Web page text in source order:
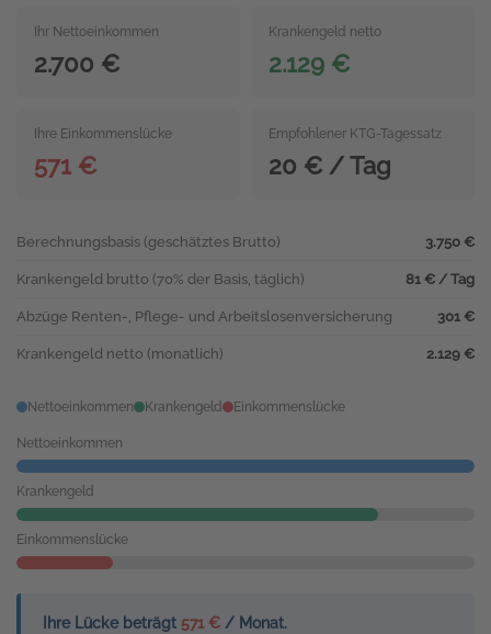
Ihr Nettoeinkommen
2.700 €
Krankengeld netto
2.129 €
Ihre Einkommenslücke
571 €
Empfohlener KTG-Tagessatz
20 € / Tag
Berechnungsbasis (geschätztes Brutto) 3.750 €
Krankengeld brutto (70% der Basis, täglich) 81 € / Tag
Abzüge Renten-, Pflege- und Arbeitslosenversicherung 301 €
Krankengeld netto (monatlich) 2.129 €
Nettoeinkommen Krankengeld Einkommenslücke
Nettoeinkommen
Krankengeld
Einkommenslücke
Ihre Lücke beträgt 571 € / Monat.